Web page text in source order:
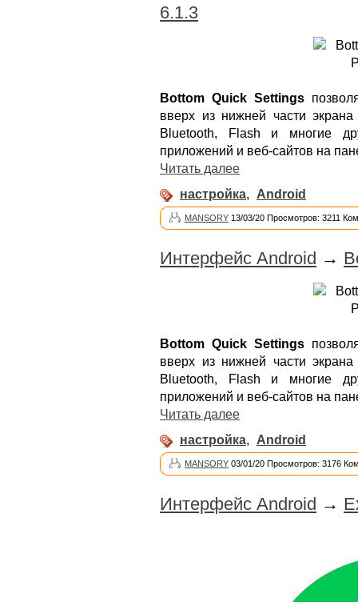
6.1.3
Bottom Quick Settings
вверх из нижней части
Bluetooth, Flash и многие
приложений и веб-сайтов на
Читать далее
настройка, Android
MANSORY 13/03/20 Просмотров: 3211
Интерфейс Android →
Bottom Quick Settings
вверх из нижней части
Bluetooth, Flash и многие
приложений и веб-сайтов на
Читать далее
настройка, Android
MANSORY 03/01/20 Просмотров: 3176
Интерфейс Android →